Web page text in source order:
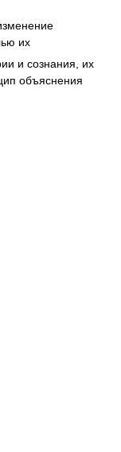
их
и сознания, их
объяснения